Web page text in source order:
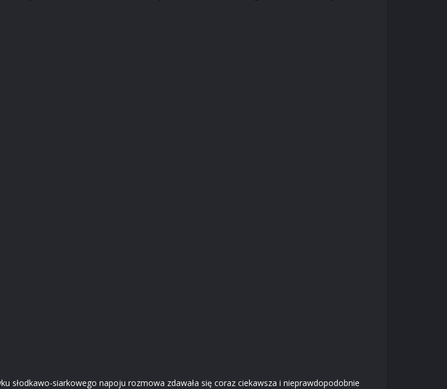
słodkawo-siarkowego napoju rozmowa zdawała się coraz ciekawsza i nieprawdopodobnie